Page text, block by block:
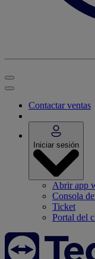
Contactar ventas
Iniciar sesión
Abrir app
Consola
Ticket
Portal del